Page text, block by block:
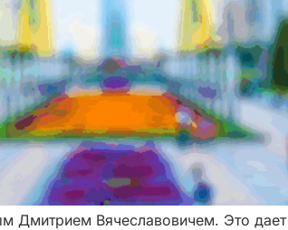
Дмитрием Вячеславовичем. Это дает